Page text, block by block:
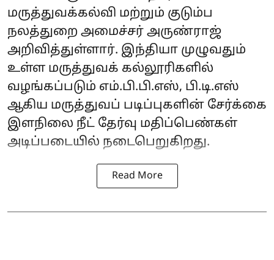
மருத்துவக்கல்வி மற்றும் குடும்ப
நலத்துறை அமைச்சர் அருண்ராஜ்
அறிவித்துள்ளார். இந்தியா முழுவதும்
உள்ள மருத்துவக் கல்லூரிகளில்
வழங்கப்படும் எம்.பி.பி.எஸ், பி.டி.எஸ்
ஆகிய மருத்துவப் படிப்புகளின் சேர்க்கை
இளநிலை நீட் தேர்வு மதிப்பெண்கள்
அடிப்படையில் நடைபெறுகிறது.
Read More